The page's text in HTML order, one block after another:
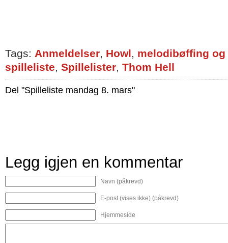
Tags: Anmeldelser, Howl, melodibøffing
spilleliste, Spillelister, Thom Hell
Del "Spilleliste mandag 8. mars"
Legg igjen en kommentar
Navn (påkrevd)
E-post (vises ikke) (påkrevd)
Hjemmeside